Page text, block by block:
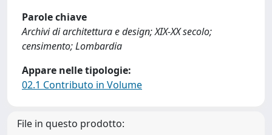
Parole chiave
Archivi di architettura e design; XIX-XX secolo;
censimento; Lombardia
Appare nelle tipologie:
02.1 Contributo in Volume
File in questo prodotto: